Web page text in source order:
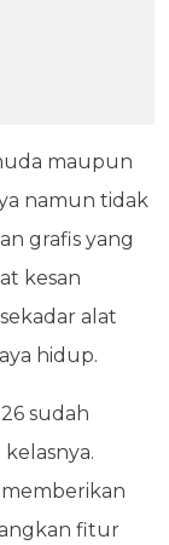
maupun
namun tidak
grafis yang
kesan
alat
hidup.
sudah
fitur